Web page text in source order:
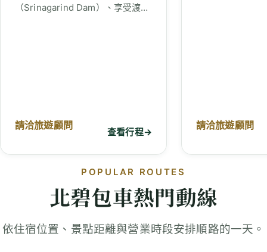
（Srinagarind Dam）、享受渡…
請洽旅遊顧問
查看行程→
請洽旅遊顧問
POPULAR ROUTES
北碧包車熱門動線
依住宿位置、景點距離與營業時段安排順路的一天。